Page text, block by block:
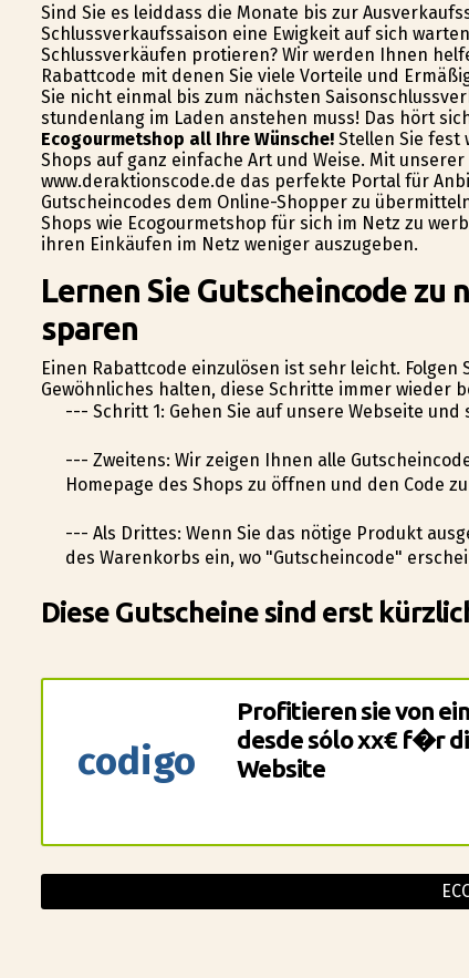
Sind Sie es leiddass die Monate bis zur
Schlussverkaufssaison eine Ewigkeit auf sich
Schlussverkäufen profitieren? Wir werden Ihnen
Rabattcode mit denen Sie viele Vorteile und
Sie nicht einmal bis zum nächsten
stundenlang im Laden anstehen muss! Das hört
Ecogourmetshop all Ihre Wünsche!Stellen Sie fest
Shops auf ganz einfache Art und Weise. Mit
www.deraktionscode.de das perfekte Portal für
Gutscheincodes dem Online-Shopper zu
Shops wie Ecogourmetshop für sich im Netz zu
ihren Einkäufen im Netz weniger auszugeben.
Lernen Sie Gutscheincode zu
sparen
Einen Rabattcode einzulösen ist sehr leicht.
Gewöhnliches halten, diese Schritte immer
--- Schritt 1: Gehen Sie auf unsere Webseite
--- Zweitens: Wir zeigen Ihnen alle
Homepage des Shops zu öffnen und den Code
--- Als Drittes: Wenn Sie das nötige Produkt
des Warenkorbs ein, wo "Gutscheincode"
Diese Gutscheine sind erst
codigo
Profitieren sie von
desde sólo xx€ f�r
Website